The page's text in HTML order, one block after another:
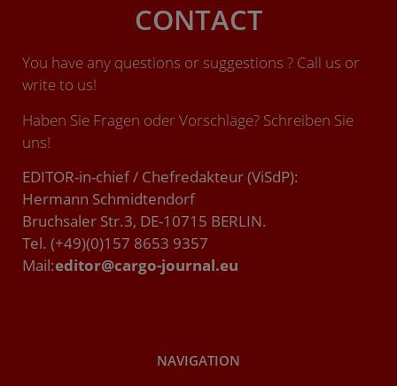
CONTACT
You have any questions or suggestions ? Call us or
write to us!
Haben Sie Fragen oder Vorschläge? Schreiben Sie
uns!
EDITOR-in-chief / Chefredakteur (ViSdP):
Hermann Schmidtendorf
Bruchsaler Str.3, DE-10715 BERLIN.
Tel. (+49)(0)157 8653 9357
Mail:editor@cargo-journal.eu
NAVIGATION